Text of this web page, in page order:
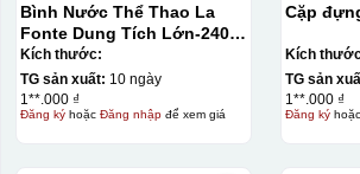
Bình Nước Thể Thao La
Fonte Dung Tích Lớn-2400
ML014892-BLU
Kích thước:
TG sản xuất: 10 ngày
1**.000 ₫
Đăng kýhoặc Đăng nhậpđể xem giá
Cặp
Kích
TG sản
1**.000 ₫
Đăng kýhoặc